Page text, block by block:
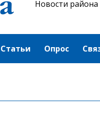
Новости
Статьи Опрос